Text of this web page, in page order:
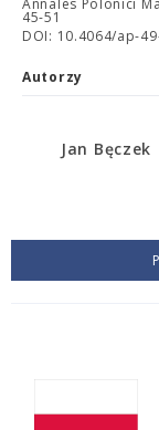
Annales Polonici
45-51
DOI: 10.4064/ap-
Autorzy
Jan Bęczek